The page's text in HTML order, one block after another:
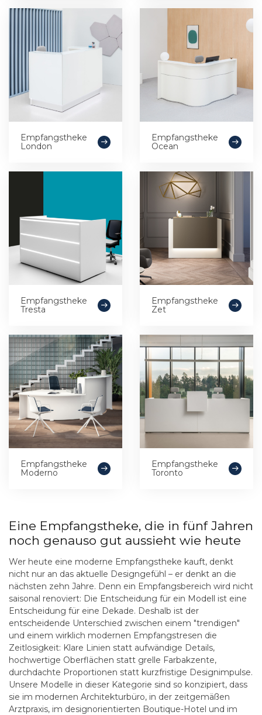
Empfangstheke
London
Empfangstheke
Ocean
Empfangstheke
Tresta
Empfangstheke
Zet
Empfangstheke
Moderno
Empfangstheke
Toronto
Eine Empfangstheke, die in fünf Jahren
noch genauso gut aussieht wie heute
Wer heute eine moderne Empfangstheke kauft, denkt
nicht nur an das aktuelle Designgefühl – er denkt an die
nächsten zehn Jahre. Denn ein Empfangsbereich wird nicht
saisonal renoviert: Die Entscheidung für ein Modell ist eine
Entscheidung für eine Dekade. Deshalb ist der
entscheidende Unterschied zwischen einem "trendigen"
und einem wirklich modernen Empfangstresen die
Zeitlosigkeit: Klare Linien statt aufwändige Details,
hochwertige Oberflächen statt grelle Farbakzente,
durchdachte Proportionen statt kurzfristige Designimpulse.
Unsere Modelle in dieser Kategorie sind so konzipiert, dass
sie im modernen Architekturbüro, in der zeitgemäßen
Arztpraxis, im designorientierten Boutique-Hotel und im